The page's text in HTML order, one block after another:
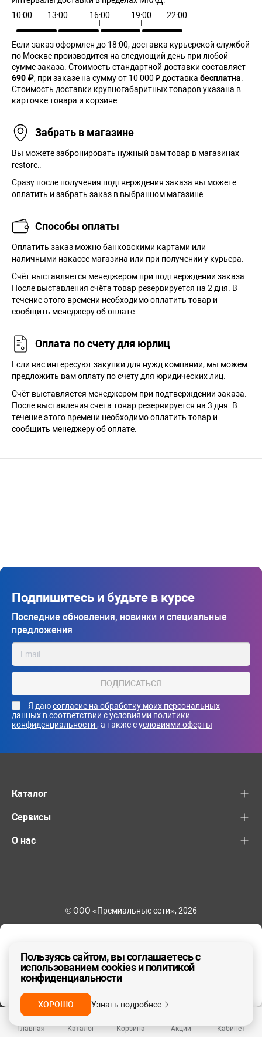
Главная Каталог Корзина Акции Кабинет
ДА, ВЕРНО
10:00
13:00 16:00 19:00 22:00
Если заказ оформлен до 18:00, доставка курьерской службой
по Москве производится на следующий день при любой
сумме заказа. Cтоимость стандартной доставки составляет
690 ₽, при заказе на сумму от 10 000 ₽ доставка бесплатна
Стоимость доставки крупногабаритных товаров указана в
карточке товара и корзине.
Забрать в магазине
Вы можете забронировать нужный вам товар в магазинах
restore:.
Сразу после получения подтверждения заказа вы можете
оплатить и забрать заказ в выбранном магазине.
Способы оплаты
Оплатить заказ можно банковскими картами или
наличными накассе магазина или при получении у курьера.
Cчёт выставляется менеджером при подтверждении заказа.
После выставления счёта товар резервируется на 2 дня. В
течение этого времени необходимо оплатить товар и
сообщить менеджеру об оплате.
Оплата по счету для юрлиц
Если вас интересуют закупки для нужд компании, мы можем
предложить вам оплату по счету для юридических лиц.
Счёт выставляется менеджером при подтверждении заказа.
После выставления счета товар резервируется на 3 дня. В
течение этого времени необходимо оплатить товар и
сообщить менеджеру об оплате.
Подпишитесь и будьте в курсе
Последние обновления, новинки и специальные
предложения
ПОДПИСАТЬСЯ
Я даюсогласие на обработку моих персональных
данных в соответствии с условиями политики
конфиденциальности , а также сусловиями оферты
Каталог
Сервисы
О нас
© ООО «Премиальные сети», 2026
Пользуясь сайтом, вы соглашаетесь с
использованием cookies и политикой
конфиденциальности
ХОРОШО Узнать подробнее